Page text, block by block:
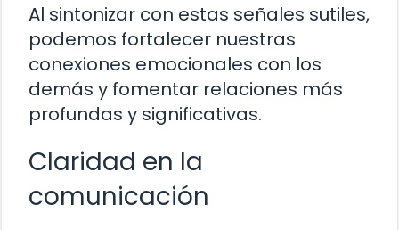
Al sintonizar con estas señales sutiles,
podemos fortalecer nuestras
conexiones emocionales con los
demás y fomentar relaciones más
profundas y significativas.
Claridad en la
comunicación